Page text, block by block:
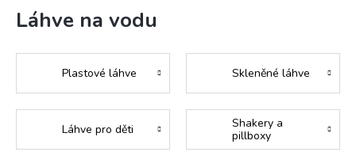
Láhve na vodu
Plastové láhve Skleněné láhve
Láhve pro děti
Shakery a
pillboxy